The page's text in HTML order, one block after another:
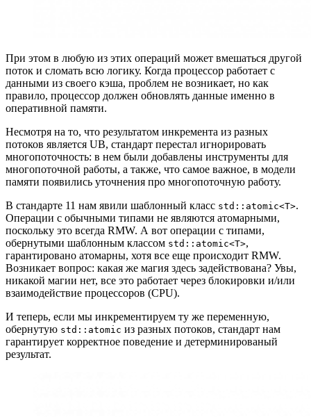
При этом в любую из этих операций может вмешаться другой
поток и сломать всю логику. Когда процессор работает с
данными из своего кэша, проблем не возникает, но как
правило, процессор должен обновлять данные именно в
оперативной памяти.
Несмотря на то, что результатом инкремента из разных
потоков является UB, стандарт перестал игнорировать
многопоточность: в нем были добавлены инструменты для
многопоточной работы, а также, что самое важное, в модели
памяти появились уточнения про многопоточную работу.
В стандарте 11 нам явили шаблонный класс std::atomic<T>.
Операции с обычными типами не являются атомарными,
поскольку это всегда RMW. А вот операции с типами,
обернутыми шаблонным классом std::atomic<T>,
гарантировано атомарны, хотя все еще происходит RMW.
Возникает вопрос: какая же магия здесь задействована? Увы,
никакой магии нет, все это работает через блокировки и/или
взаимодействие процессоров (CPU).
И теперь, если мы инкрементируем ту же переменную,
обернутую std::atomic из разных потоков, стандарт нам
гарантирует корректное поведение и детерминированый
результат.